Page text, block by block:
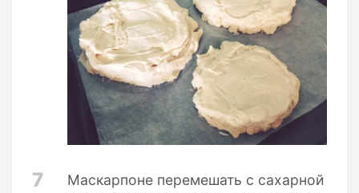
7
Маскарпоне перемешать с сахарной